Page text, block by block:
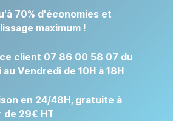
70% d'économies et
maximum !
client 07 86 00 58 07 du
au Vendredi de 10H à 18H
en 24/48H, gratuite à
de 29€ HT